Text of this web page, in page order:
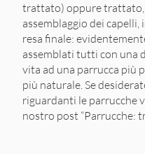
trattato) oppure trattato,
assemblaggio dei
resa finale:
assemblati tutti con una
vita ad una parrucca più
più naturale. Se
riguardanti le parrucche
nostro post “Parrucche: